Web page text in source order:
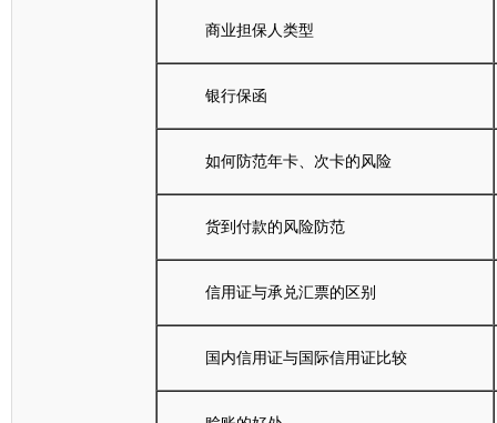
商业担保人类型
银行保函
如何防范年卡、次卡的风险
货到付款的风险防范
信用证与承兑汇票的区别
国内信用证与国际信用证比较